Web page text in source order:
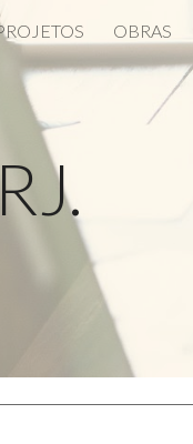
Skip to navigation
OBRAS